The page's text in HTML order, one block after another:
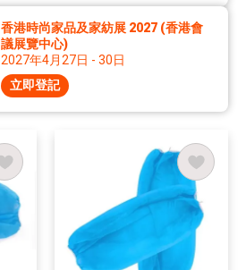
香港時尚家品及家紡展 2027 (香港會
議展覽中心)
2027年4月27日 - 30日
立即登記